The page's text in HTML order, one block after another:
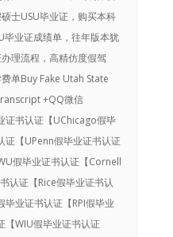
士USU毕业证，购买本科
毕业证成绩单，往年版本犹
理流程，高精仿度假驾
单Buy Fake Utah State
+QQ微信
书认证【UChicago假毕
证【UPenn假毕业证书认证
假毕业证书认证【Cornell
认证【Rice假毕业证书认
业证书认证【RPI假毕业
【WIU假毕业证书认证